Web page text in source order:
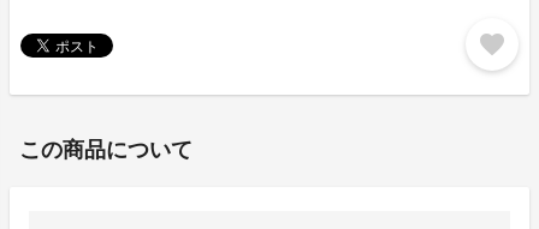
favorite
この商品について